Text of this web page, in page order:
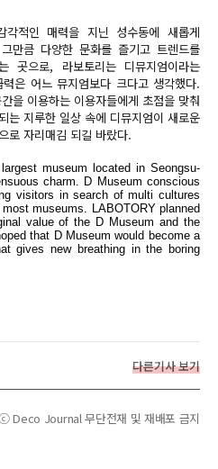
각적인 매력을 지닌 성수동에 새롭게
만큼 다양한 문화를 즐기고 트렌드를
곳으로, 라보토리는 디뮤지엄이라는
은 어느 뮤지엄보다 크다고 생각했다.
을 이용하는 이용자들에게 초점을 맞춰
는 지루한 일상 속에 디뮤지엄이 새로운
로 자리매김 되길 바랐다.
museum located in Seongsu-
charm. D Museum conscious
visitors in search of multi cultures
museums. LABOTORY planned
value of the D Museum and the
that D Museum would become a
gives new breathing in the boring
다른기사 보기
Deco Journal 무단전재 및 재배포 금지